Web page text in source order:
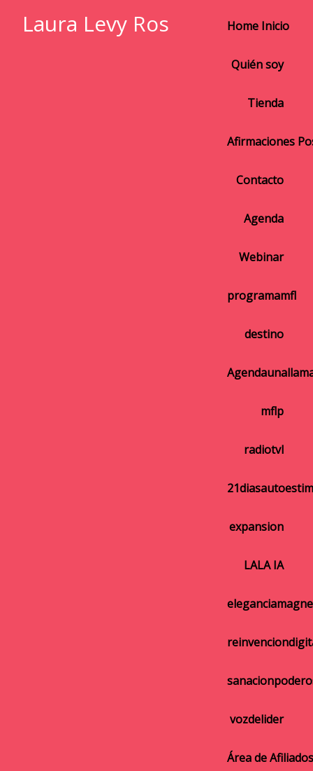
Laura Levy Ros Home Inicio
Quién soy
Tienda
Afirmaciones
Contacto
Agenda
Webinar
programamfl
destino
mflp
radiotvl
expansion
LALA IA
vozdelider
Área de Afiliados